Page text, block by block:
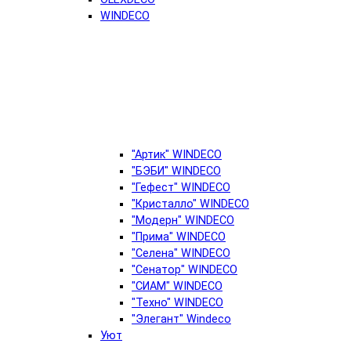
WINDECO
"Артик" WINDECO
"БЭБИ" WINDECO
"Гефест" WINDECO
"Кристалло" WINDECO
"Модерн" WINDECO
"Прима" WINDECO
"Селена" WINDECO
"Сенатор" WINDECO
"СИАМ" WINDECO
"Техно" WINDECO
"Элегант" Windeco
Уют